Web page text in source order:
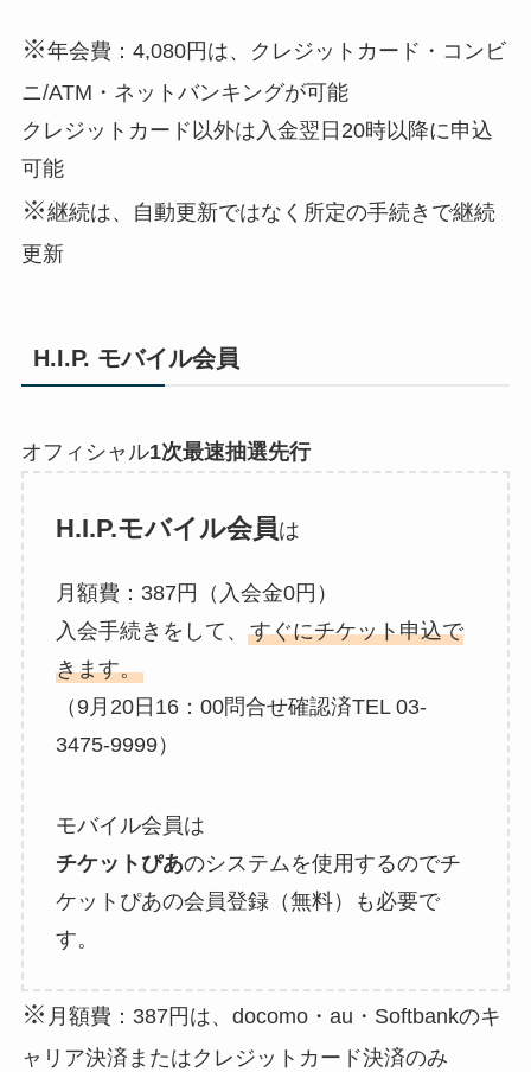
※年会費：4,080円は、クレジットカード・コンビ
ニ/ATM・ネットバンキングが可能
クレジットカード以外は入金翌日20時以降に申込
可能
※継続は、自動更新ではなく所定の手続きで継続
更新
H.I.P. モバイル会員
オフィシャル1次最速抽選先⾏
H.I.P.モバイル会員は
月額費：387円（入会金0円）
入会手続きをして、 すぐにチケット申込で
きます。
（9月20日16：00問合せ確認済TEL 03-
3475-9999）
モバイル会員は
チケットぴあのシステムを使用するのでチ
ケットぴあの会員登録（無料）も必要で
す。
※ 月額費：387円は、docomo・au・Softbankのキ
ャリア決済またはクレジットカード決済のみ